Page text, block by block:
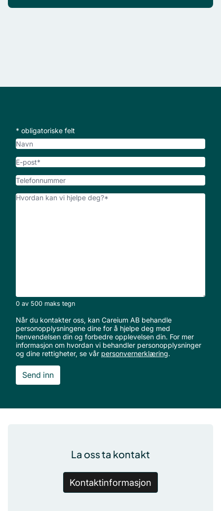
* obligatoriske felt
Navn
E-
Telefonnummer
Hvordan
0 av 500 maks tegn
Når du kontakter oss, kan Careium AB behandle
personopplysningene dine for å hjelpe deg med
henvendelsen din og forbedre opplevelsen din. For mer
informasjon om hvordan vi behandler personopplysninger
og dine rettigheter, se vår personvernerklæring.
La oss ta kontakt
Kontaktinformasjon